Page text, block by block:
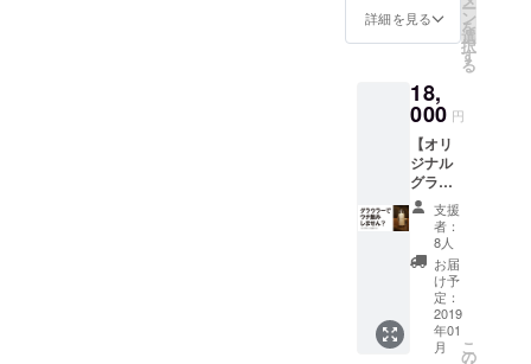
らも掲
です。
クレ
ジット
につい
ては
ファン
ディン
グ終了
後にあ
らため
てご連
絡いた
します
致しま
です ◎
藤浦一
理氏の
仕込み
ビール
を来店
時に1
杯！ グ
ランド
オープ
ン後の
提供と
なりま
す（グ
ランド
送り致
します
（ビア
ス・
コース
ター・
ステッ
カー・
オープ
ン記念
限定T
シャ
ツ） す
べてオ
リジナ
ルの品
となり
ます ◎
詳細を見る ー
ン
を
選
択
す
る
18,
000 円
【オリ
ジナル
グラウ
ラー
コー
ス】
◎Snar
Liquidw
orksオ
リジナ
ルグラ
支援
者：
8人
お届
け予
定：
2019
年01
月
こ
の